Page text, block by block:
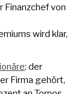
von
wird klar,
: der
Firma gehört,